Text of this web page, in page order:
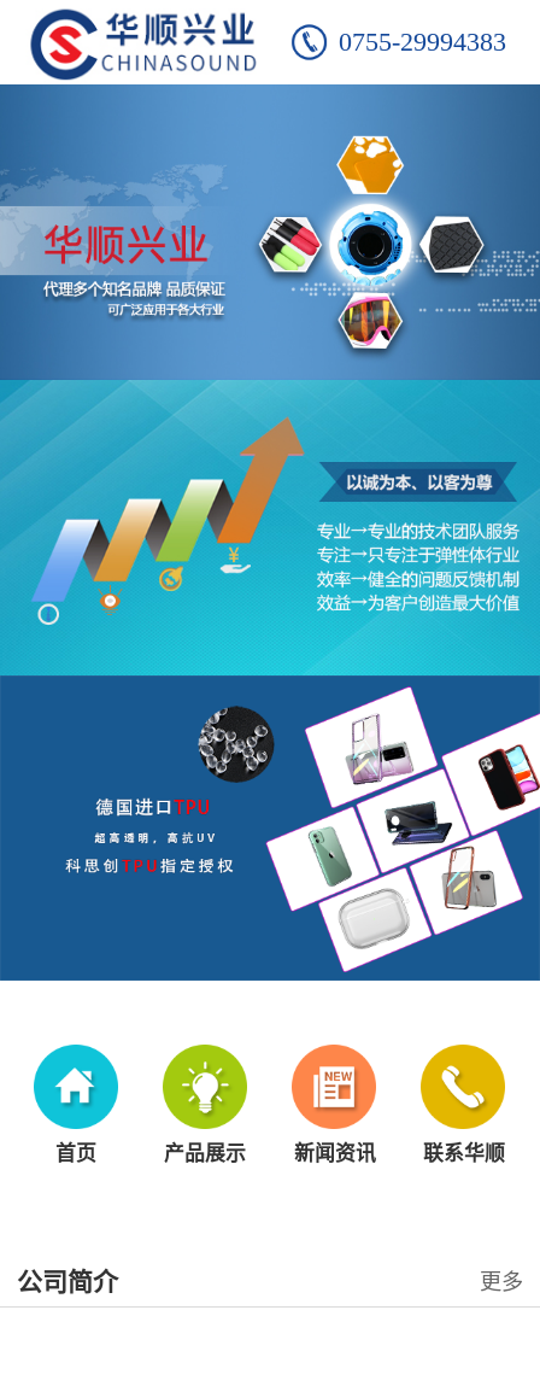
0755-29994383
首页 产品展示 新闻资讯 联系华顺
公司简介 更多